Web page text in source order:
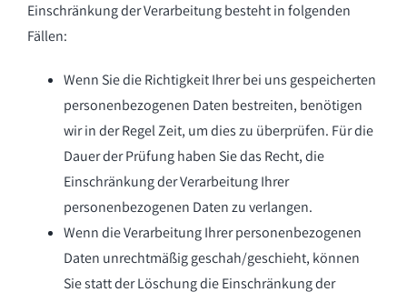
Einschränkung der Verarbeitung besteht in folgenden
Fällen:
Wenn Sie die Richtigkeit Ihrer bei uns gespeicherten
personenbezogenen Daten bestreiten, benötigen
wir in der Regel Zeit, um dies zu überprüfen. Für die
Dauer der Prüfung haben Sie das Recht, die
Einschränkung der Verarbeitung Ihrer
personenbezogenen Daten zu verlangen.
Wenn die Verarbeitung Ihrer personenbezogenen
Daten unrechtmäßig geschah/geschieht, können
Sie statt der Löschung die Einschränkung der